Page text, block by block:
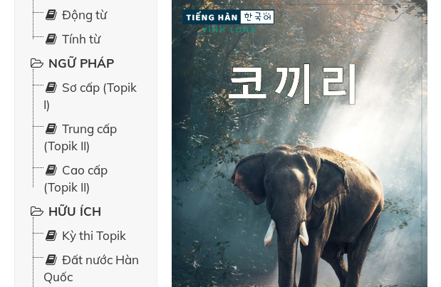
Động từ
Tính từ
NGỮ PHÁP
Sơ cấp (Topik
I)
Trung cấp
(Topik II)
Cao cấp
(Topik II)
HỮU ÍCH
Kỳ thi Topik
Đất nước Hàn
Quốc